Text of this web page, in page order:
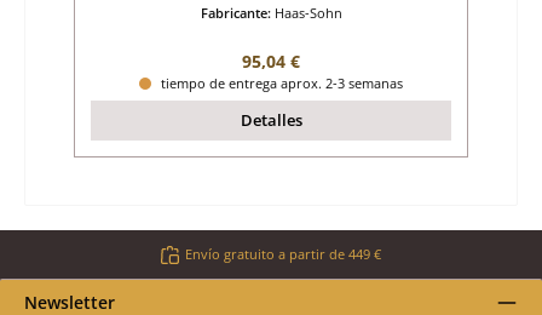
Fabricante: Haas-Sohn
Precio normal:
95,04 €
tiempo de entrega aprox. 2-3 semanas
Detalles
Envío gratuito a partir de 449 €
Newsletter